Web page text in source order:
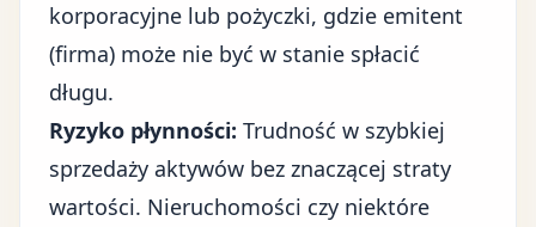
korporacyjne lub pożyczki, gdzie emitent
(firma) może nie być w stanie spłacić
długu.
Ryzyko płynności: Trudność w szybkiej
sprzedaży aktywów bez znaczącej straty
wartości. Nieruchomości czy niektóre